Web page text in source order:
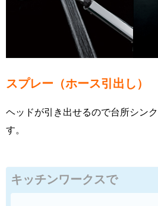
スプレー（ホース引出し）
ヘッドが引き出せるので台所シン
す。
キッチンワークスで